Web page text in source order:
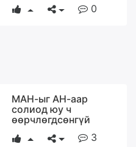
0
МАН-ыг АН-аар
солиод юу ч
өөрчлөгдсөнгүй
3